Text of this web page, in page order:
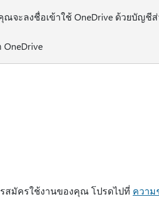
จะลงชื่อเข้าใช้ OneDrive ด้วยบัญชี
สมัครใช้งานของคุณ โปรดไปที่ ความ